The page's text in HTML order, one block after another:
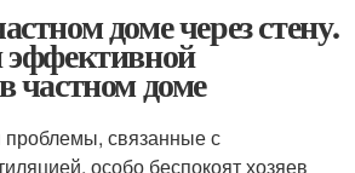
доме через стену.
эффективной
частном доме
связанные с
особо беспокоят хозяев